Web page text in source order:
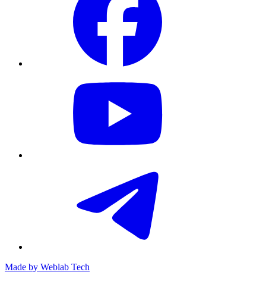
Made by Weblab Tech